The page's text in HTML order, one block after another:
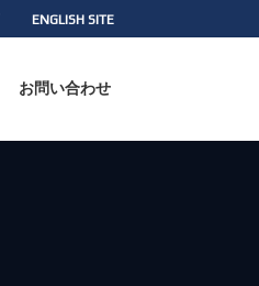
ENGLISH SITE
お問い合わせ